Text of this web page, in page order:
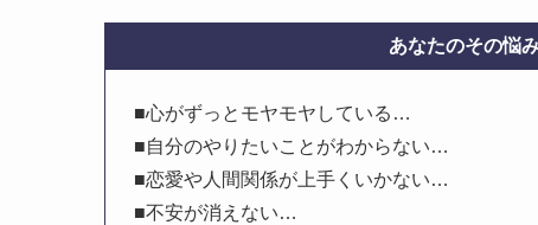
あなたのその悩
■心がずっとモヤモヤしている…
■自分のやりたいことがわからない…
■恋愛や人間関係が上手くいかない…
■不安が消えない…